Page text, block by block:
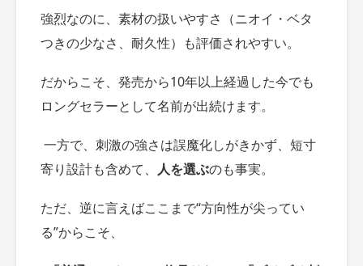
強烈なのに、素材の扱いやすさ（ニオイ・ベタ
つきの少なさ、耐久性）も評価されやすい。
だからこそ、発売から10年以上経過した今でも
ロングセラーとして名前が出続けます。
一方で、刺激の強さは誤魔化しがきかず、短寸
寄り設計も含めて、 人を選ぶのも事実。
ただ、逆に言えばここまで“方向性が尖ってい
る”からこそ、